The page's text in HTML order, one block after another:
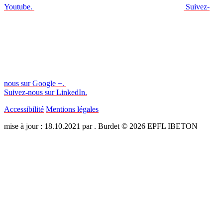
Youtube. Suivez-
nous sur Google +.
Suivez-nous sur LinkedIn.
Accessibilité Mentions légales
mise à jour : 18.10.2021 par . Burdet © 2026 EPFL IBETON